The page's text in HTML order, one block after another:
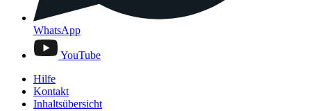
WhatsApp
YouTube
Hilfe
Kontakt
Inhaltsübersicht